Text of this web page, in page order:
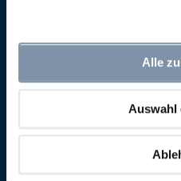
Alle
Auswahl
Anna von Mangoldt GmbH &
Speckgraben 19
+49 5274 3062200